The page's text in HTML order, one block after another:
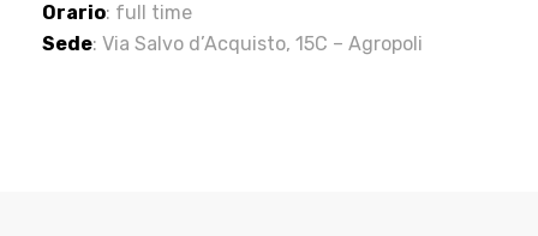
Orario: full time
Sede: Via Salvo d’Acquisto, 15C – Agropoli